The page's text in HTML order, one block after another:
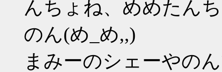
んちょね、めめたん
のん(め_め,,)
まみーのシェーやの